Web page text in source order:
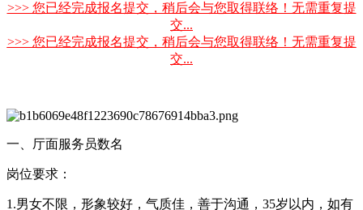
>>> 您已经完成报名提交，稍后会与您取得联络！无需重复提
交...
>>> 您已经完成报名提交，稍后会与您取得联络！无需重复提
交...
一、厅面服务员数名
岗位要求：
1.男女不限，形象较好，气质佳，善于沟通，35岁以内，如有